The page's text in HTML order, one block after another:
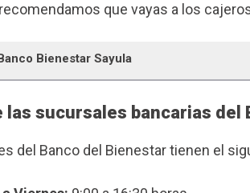
que vayas a los
Bienestar Sayula
las sucursales bancarias del
del Banco del Bienestar tienen el